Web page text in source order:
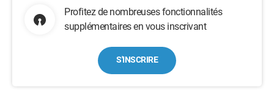
Profitez de nombreuses fonctionnalités
supplémentaires en vous inscrivant
S'INSCRIRE